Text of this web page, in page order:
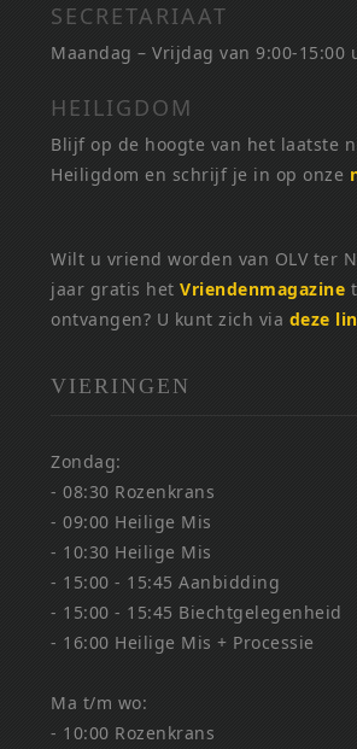
SECRETARIAAT
Maandag – Vrijdag van 9:00-15:00
HEILIGDOM
Blijf op de hoogte van het laatste
Heiligdom en schrijf je in op onze
Wilt u vriend worden van OLV ter
jaar gratis hetVriendenmagazine
ontvangen? U kunt zich via deze
VIERINGEN
Zondag:
- 08:30 Rozenkrans
- 09:00 Heilige Mis
- 10:30 Heilige Mis
- 15:00 - 15:45 Aanbidding
- 15:00 - 15:45 Biechtgelegenheid
- 16:00 Heilige Mis + Processie
Ma t/m wo:
- 10:00 Rozenkrans